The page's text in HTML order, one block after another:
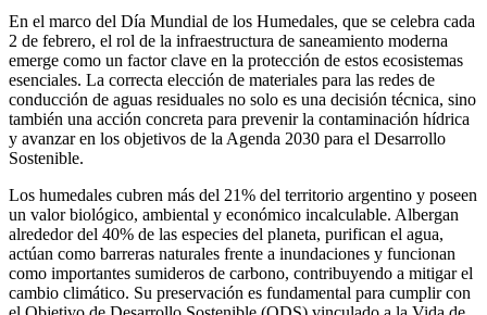
Compartir
En el marco del Día Mundial de los Humedales, que se celebra cada
2 de febrero, el rol de la infraestructura de saneamiento moderna
emerge como un factor clave en la protección de estos ecosistemas
esenciales. La correcta elección de materiales para las redes de
conducción de aguas residuales no solo es una decisión técnica, sino
también una acción concreta para prevenir la contaminación hídrica
y avanzar en los objetivos de la Agenda 2030 para el Desarrollo
Sostenible.
Los humedales cubren más del 21% del territorio argentino y poseen
un valor biológico, ambiental y económico incalculable. Albergan
alrededor del 40% de las especies del planeta, purifican el agua,
actúan como barreras naturales frente a inundaciones y funcionan
como importantes sumideros de carbono, contribuyendo a mitigar el
cambio climático. Su preservación es fundamental para cumplir con